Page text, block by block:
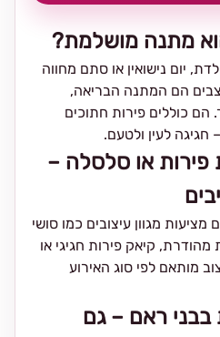
מתנה מושלמת?
יום נישואין או סתם מחווה
הם המתנה הבריאה,
כוללים פירות חתוכים
חגיגה לעין ולטעם.
פירות או סלסלה –
מציעות מגוון עיצובים כמו סושי
מהודרת, קיאק פירות חגיגי או
מותאם לפי סוג האירוע
ראם – גם